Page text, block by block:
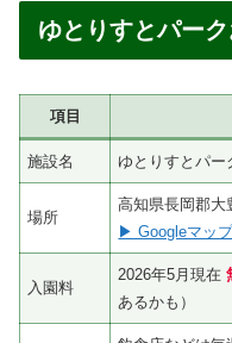
ゆとりすとパー
項目
施設名 ゆとりすとパー
場所
高知県長岡郡大
▶ Googleマッ
入園料
2026年5月現在
あるかも）